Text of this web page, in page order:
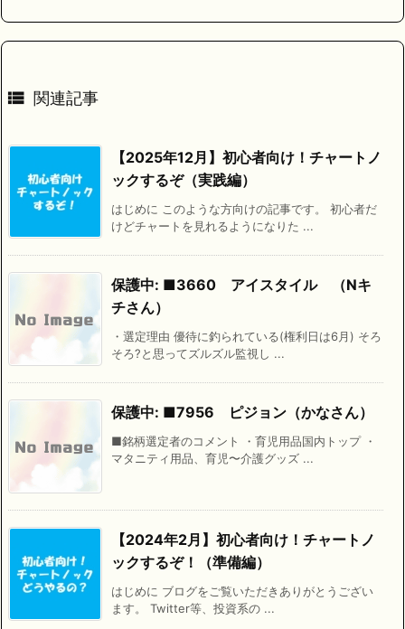
 関連記事
【2025年12月】初心者向け！チャートノ
ックするぞ（実践編）
はじめに このような方向けの記事です。 初心者だ
けどチャートを見れるようになりた ...
保護中: ■3660 アイスタイル （Nキ
チさん）
・選定理由 優待に釣られている(権利日は6月) そろ
そろ?と思ってズルズル監視し ...
保護中: ■7956 ピジョン（かなさん）
■銘柄選定者のコメント ・育児用品国内トップ ・
マタニティ用品、育児〜介護グッズ ...
【2024年2月】初心者向け！チャートノ
ックするぞ！（準備編）
はじめに ブログをご覧いただきありがとうござい
ます。 Twitter等、投資系の ...